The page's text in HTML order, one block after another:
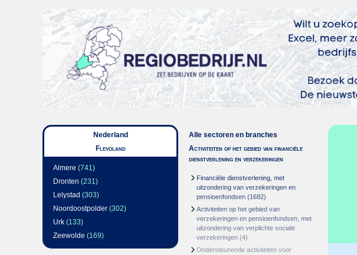
Nederland
Flevoland
Almere (741)
Dronten (231)
Lelystad (303)
Noordoostpolder (302)
Urk (133)
Zeewolde (169)
Alle sectoren en branches
Activiteiten op het gebied van financiële
dienstverlening en verzekeringen
Financiële dienstverlening, met
uitzondering van verzekeringen en
pensioenfondsen (1682)
Activiteiten op het gebied van
verzekeringen en pensioenfondsen, met
uitzondering van verplichte sociale
verzekeringen (4)
Ondersteunende activiteiten voor